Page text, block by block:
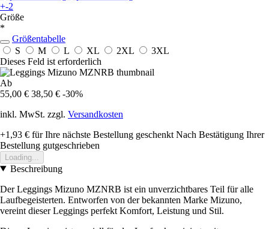
+-2
Größe
*
Größentabelle
S
M L XL 2XL
3XL
Dieses Feld ist erforderlich
Ab
55,00 € 38,50 € -30%
inkl. MwSt. zzgl. Versandkosten
+1,93 € für Ihre nächste Bestellung geschenkt Nach Bestätigung Ihrer
Bestellung gutgeschrieben
Loading...
Beschreibung
Der Leggings Mizuno MZNRB ist ein unverzichtbares Teil für alle
Laufbegeisterten. Entworfen von der bekannten Marke Mizuno,
vereint dieser Leggings perfekt Komfort, Leistung und Stil.